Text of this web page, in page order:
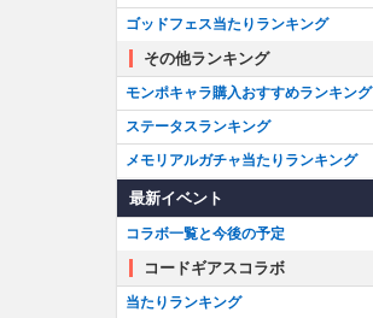
ゴッドフェス当たりランキング
その他ランキング
モンポキャラ購入おすすめランキング
ステータスランキング
メモリアルガチャ当たりランキング
最新イベント
コラボ一覧と今後の予定
コードギアスコラボ
当たりランキング